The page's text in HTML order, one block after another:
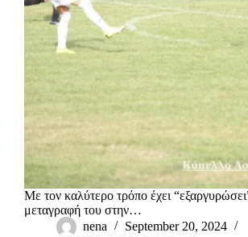
Με τον καλύτερο τρόπο έχει
μεταγραφή του στην…
nena
September 20, 2024